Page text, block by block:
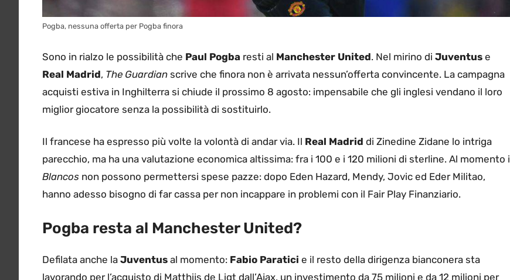
Pogba, nessuna offerta per Pogba finora
Sono in rialzo le possibilità che Paul Pogba resti al Manchester United. Nel mirino di Juventus e
Real Madrid, The Guardian scrive che finora non è arrivata nessun’offerta convincente. La campagna
acquisti estiva in Inghilterra si chiude il prossimo 8 agosto: impensabile che gli inglesi vendano il loro
miglior giocatore senza la possibilità di sostituirlo.
Il francese ha espresso più volte la volontà di andar via. Il Real Madrid di Zinedine Zidane lo intriga
parecchio, ma ha una valutazione economica altissima: fra i 100 e i 120 milioni di sterline. Al momento i
Blancos non possono permettersi spese pazze: dopo Eden Hazard, Mendy, Jovic ed Eder Militao,
hanno adesso bisogno di far cassa per non incappare in problemi con il Fair Play Finanziario.
Pogba resta al Manchester United?
Defilata anche la Juventus al momento: Fabio Paratici e il resto della dirigenza bianconera sta
lavorando per l’acquisto di Matthijs de Ligt dall’Ajax, un investimento da 75 milioni e da 12 milioni per